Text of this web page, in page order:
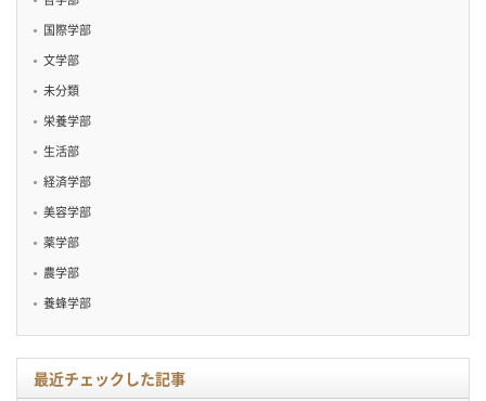
国際学部
文学部
未分類
栄養学部
生活部
経済学部
美容学部
薬学部
農学部
養蜂学部
最近チェックした記事